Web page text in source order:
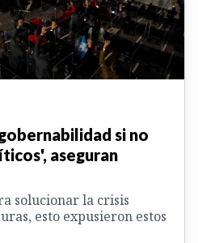
si no
aseguran
solucionar la crisis
esto expusieron estos